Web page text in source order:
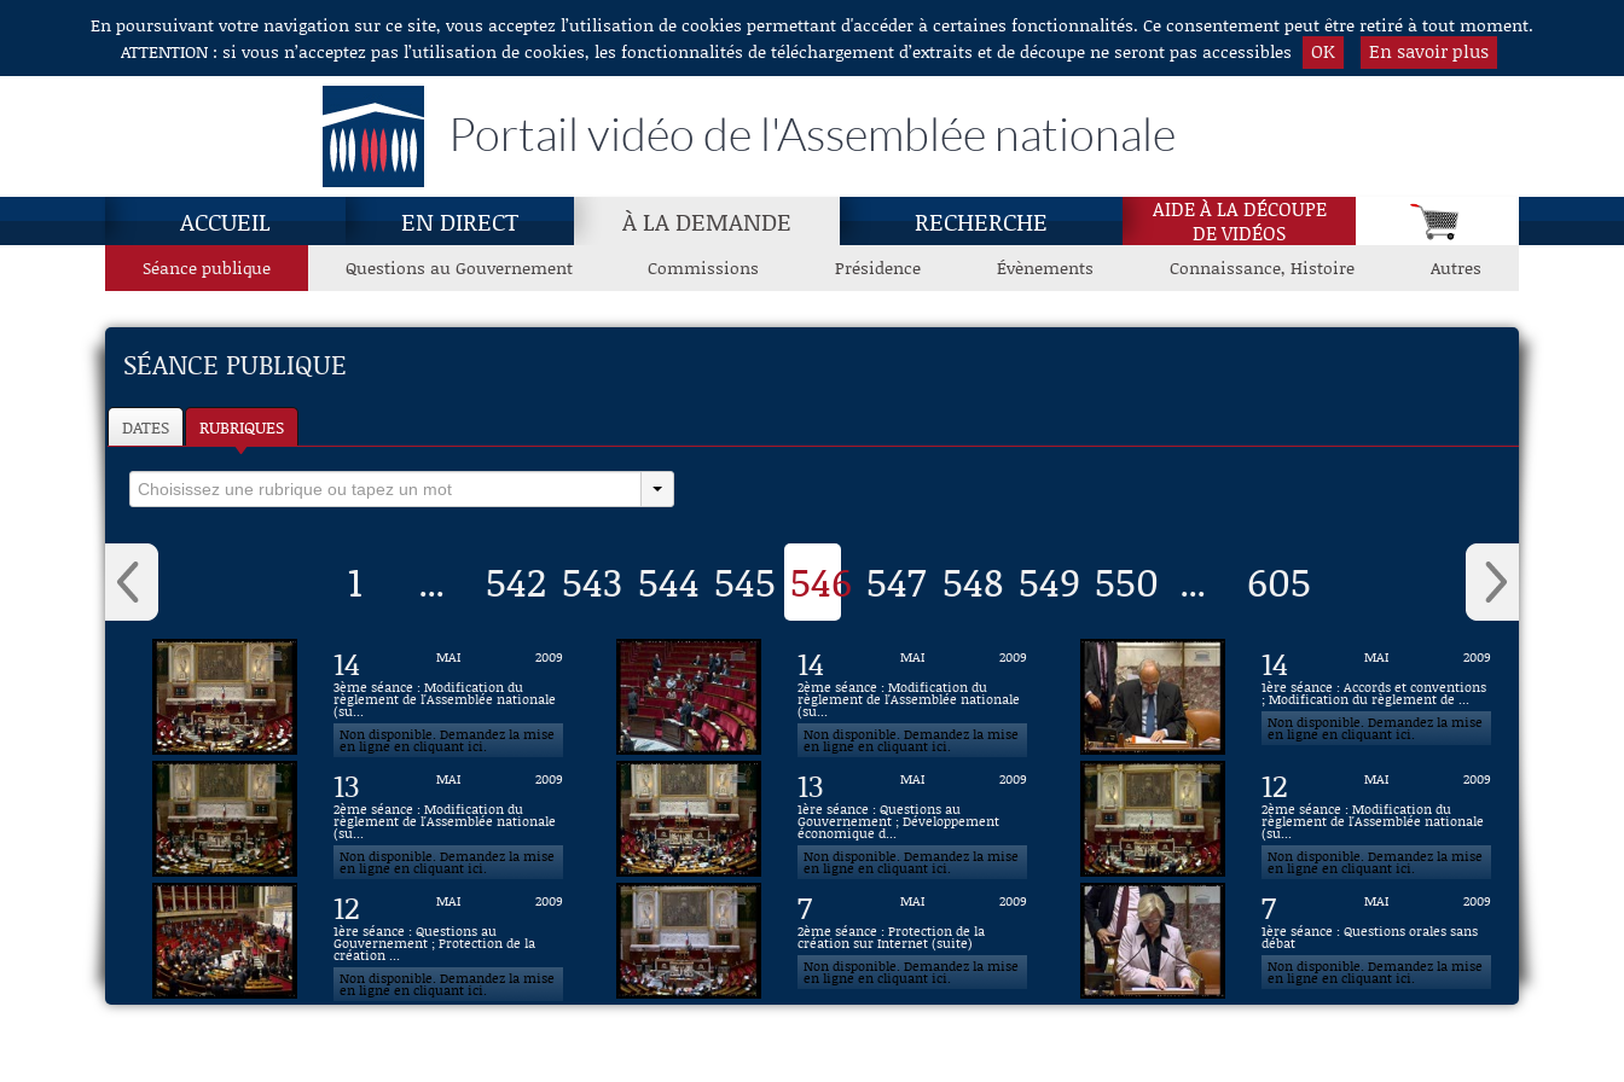
Aller au contenuEn poursuivant votre navigation sur ce site, vous acceptez l’utilisation de cookies permettant d'accéder à certaines fonctionnalités. Ce consentement peut être retiré à tout moment.
ATTENTION : si vous n’acceptez pas l’utilisation de cookies, les fonctionnalités de téléchargement d’extraits et de découpe ne seront pas accessibles
OK En savoir plus
Portail vidéo de l'Assemblée nationale
ACCUEIL EN DIRECT À LA DEMANDE RECHERCHE
AIDE À LA DÉCOUPE
DE VIDÉOS
Séance publique Questions au Gouvernement Commissions Présidence Évènements Connaissance, Histoire Autres
SÉANCE PUBLIQUE
DATES RUBRIQUES
1 ... 542 543 544 545 546 547 548 549 550 ... 605
14 MAI
2009
3ème séance : Modification du
règlement de l'Assemblée nationale
(su...
Non disponible. Demandez la mise
en ligne en cliquant ici.
14 MAI
2009
2ème séance : Modification du
règlement de l'Assemblée nationale
(su...
Non disponible. Demandez la mise
en ligne en cliquant ici.
14 MAI
2009
1ère séance : Accords et conventions
; Modification du règlement de ...
Non disponible. Demandez la mise
en ligne en cliquant ici.
13 MAI
2009
2ème séance : Modification du
règlement de l'Assemblée nationale
(su...
Non disponible. Demandez la mise
en ligne en cliquant ici.
13 MAI
2009
1ère séance : Questions au
Gouvernement ; Développement
économique d...
Non disponible. Demandez la mise
en ligne en cliquant ici.
12 MAI
2009
2ème séance : Modification du
règlement de l'Assemblée nationale
(su...
Non disponible. Demandez la mise
en ligne en cliquant ici.
12 MAI
2009
1ère séance : Questions au
Gouvernement ; Protection de la
création ...
Non disponible. Demandez la mise
en ligne en cliquant ici.
7 MAI
2009
2ème séance : Protection de la
création sur Internet (suite)
Non disponible. Demandez la mise
en ligne en cliquant ici.
7 MAI
2009
1ère séance : Questions orales sans
débat
Non disponible. Demandez la mise
en ligne en cliquant ici.